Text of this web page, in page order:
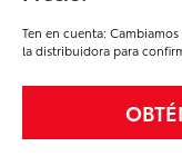
Ten en cuenta:
la distribuidora para